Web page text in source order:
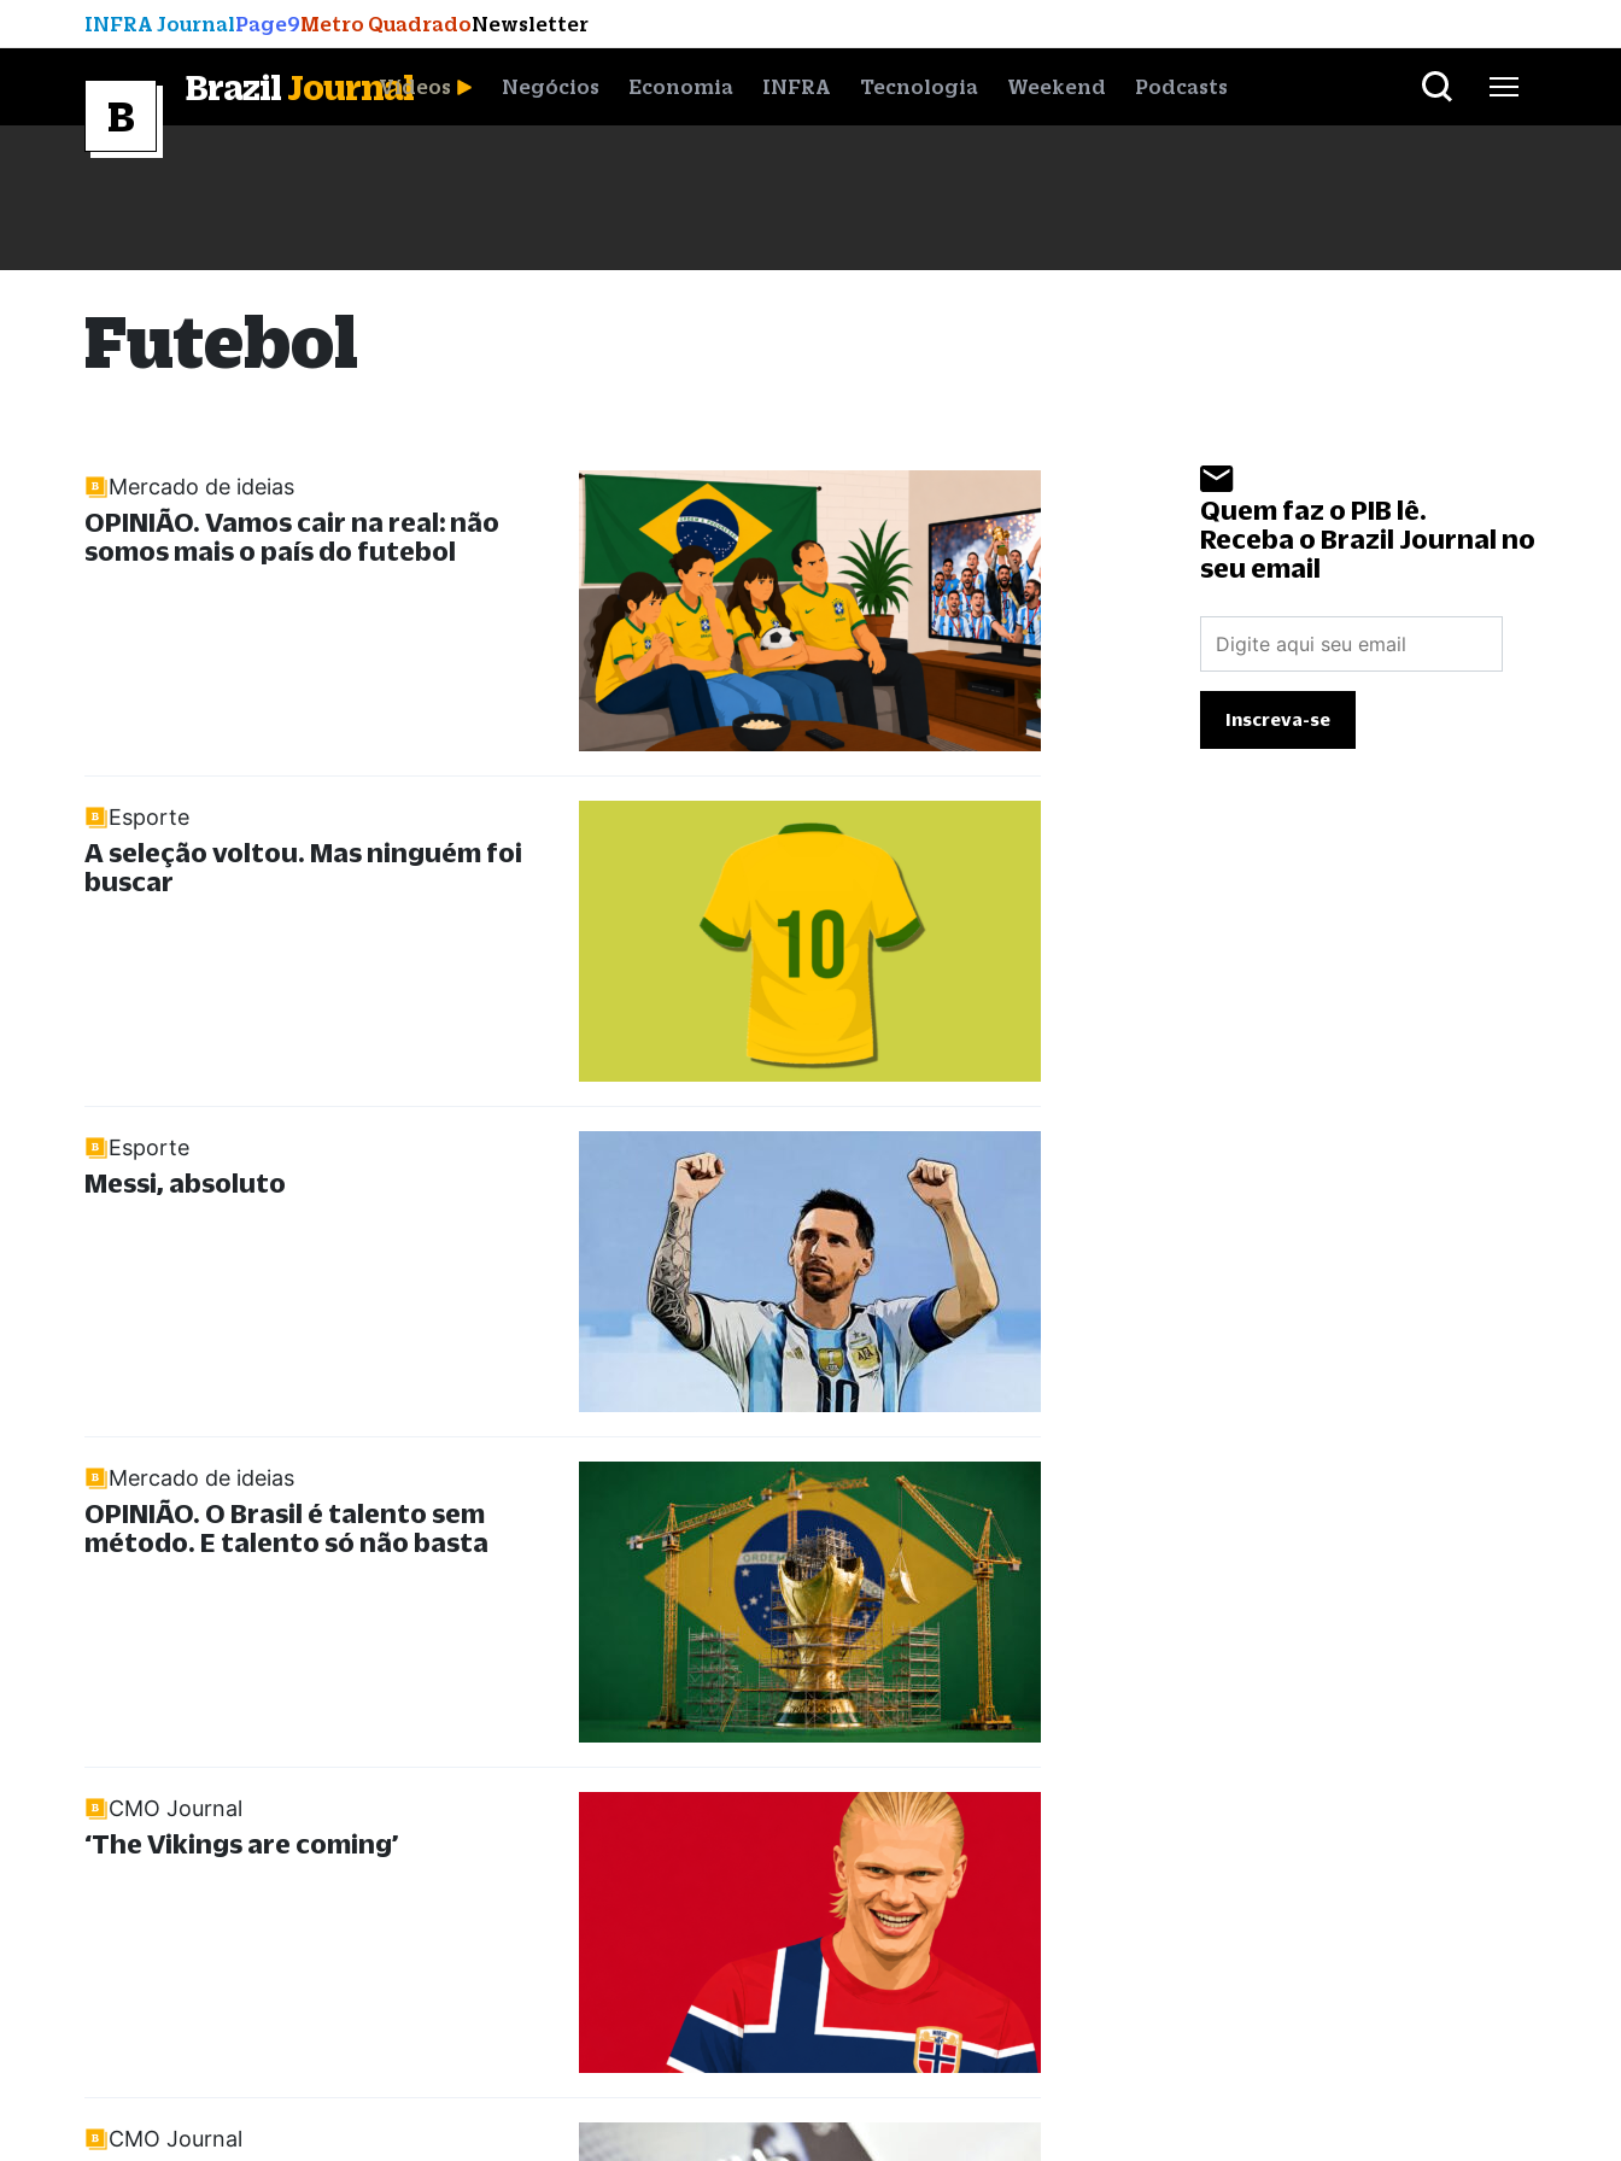
INFRA JournalPage9Metro QuadradoNewsletter
BrazilJournalVídeos Negócios Economia INFRA Tecnologia Weekend Podcasts
Futebol
Mercado de ideias
OPINIÃO. Vamos cair na real: não
somos mais o país do futebol
Esporte
A seleção voltou. Mas ninguém foi
buscar
Esporte
Messi, absoluto
Mercado de ideias
OPINIÃO. O Brasil é talento sem
método. E talento só não basta
CMO Journal
‘The Vikings are coming’
CMO Journal
Quem faz o PIB lê.
Receba o Brazil Journal no
seu email